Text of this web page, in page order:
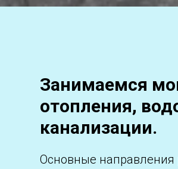
Занимаемся
отопления,
канализации.
Основные направления